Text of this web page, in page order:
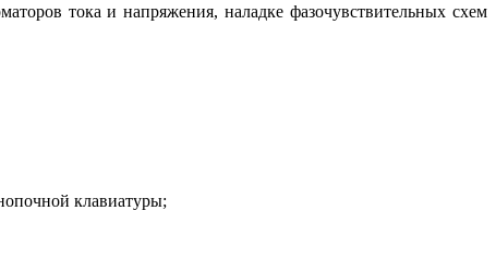
тока и напряжения, наладке фазочувствительных схем
клавиатуры;